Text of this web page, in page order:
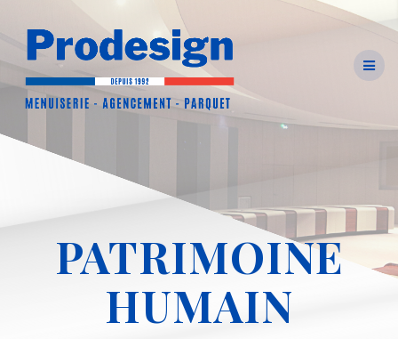
content
PATRIMOINE
HUMAIN